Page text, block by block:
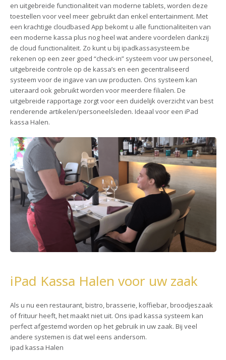
en uitgebreide functionaliteit van moderne tablets, worden deze
toestellen voor veel meer gebruikt dan enkel entertainment. Met
een krachtige cloudbased App bekomt u alle functionaliteiten van
een moderne kassa plus nog heel wat andere voordelen dankzij
de cloud functionaliteit. Zo kunt u bij ipadkassasysteem.be
rekenen op een zeer goed “check-in” systeem voor uw personeel,
uitgebreide controle op de kassa’s en een gecentraliseerd
systeem voor de ingave van uw producten. Ons systeem kan
uiteraard ook gebruikt worden voor meerdere filialen. De
uitgebreide rapportage zorgt voor een duidelijk overzicht van best
renderende artikelen/personeelsleden. Ideaal voor een iPad
kassa Halen.
iPad Kassa Halen voor uw zaak
Als u nu een restaurant, bistro, brasserie, koffiebar, broodjeszaak
of frituur heeft, het maakt niet uit. Ons ipad kassa systeem kan
perfect afgestemd worden op het gebruik in uw zaak. Bij veel
andere systemen is dat wel eens andersom.
ipad kassa Halen